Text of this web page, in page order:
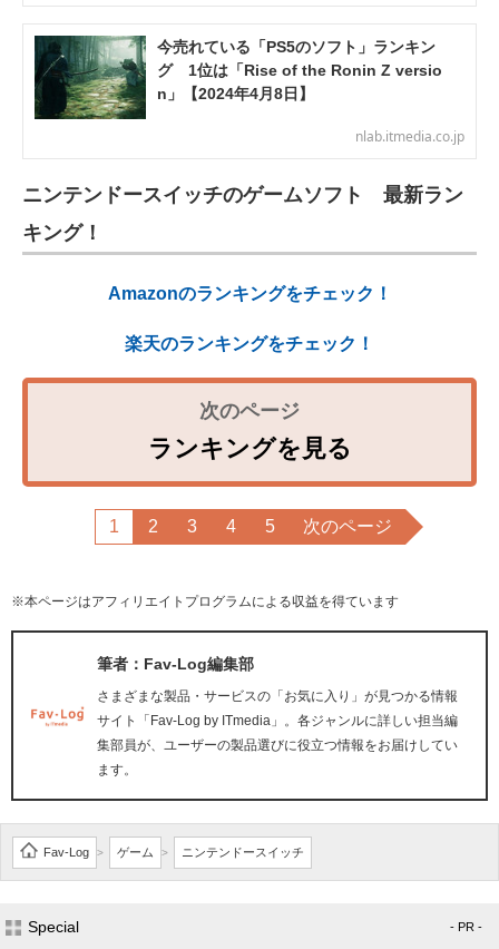
今売れている「PS5のソフト」ランキン
グ 1位は「Rise of the Ronin Z versio
n」【2024年4月8日】
nlab.itmedia.co.jp
ニンテンドースイッチのゲームソフト 最新ラン
キング！
Amazonのランキングをチェック！
楽天のランキングをチェック！
ランキングを見る
1 2 3 4 5 次のページ
※本ページはアフィリエイトプログラムによる収益を得ています
筆者：Fav-Log編集部
さまざまな製品・サービスの「お気に入り」が見つかる情報
サイト「Fav-Log by ITmedia」。各ジャンルに詳しい担当編
集部員が、ユーザーの製品選びに役立つ情報をお届けしてい
ます。
Fav-Log > ゲーム > ニンテンドースイッチ
Special - PR -